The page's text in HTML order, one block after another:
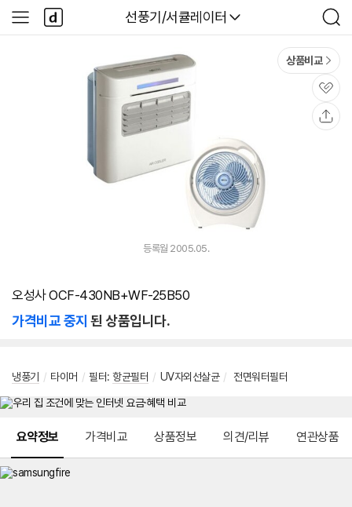
다나와
선풍기/서큘레이터
검
색
사
이
다
나
와
상품비교
관
심
등록월 2005.05.
오성사 OCF-430NB+WF-25B50
가격비교 중지 된 상품입니다.
냉풍기 / 타이머 / 필터: 항균필터 / UV자외선살균 / 전면워터필터
요약정보 가격비교 상품정보 의견/리뷰 연관상품